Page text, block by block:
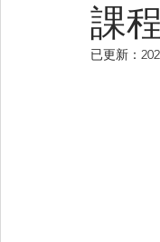
課程
已更新：